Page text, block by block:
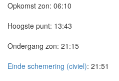
Opkomst zon: 06:10
Hoogste punt: 13:43
Ondergang zon: 21:15
Einde schemering (civiel): 21:51